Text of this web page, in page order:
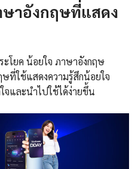
ษาอังกฤษที่แสดง
ะโยค น้อยใจ ภาษาอังกฤษ
ที่ใช้แสดงความรู้สึกน้อยใจ
และนำไปใช้ได้ง่ายขึ้น